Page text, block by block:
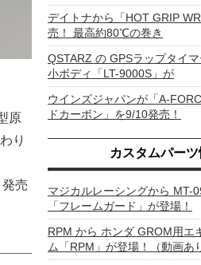
原
り
売
デイトナから「HOT GRIP
売！ 最高約80℃の巻き
QSTARZ の GPSラップタイ
小ボディ「LT-9000S」が
ウインズジャパンが「A-
ドカーボン」を9/10発売！
カスタムパーツ
マジカルレーシングから MT-
「フレームガード」が登場！
RPM から ホンダ GROM用エ
ム「RPM」が登場！（動画あ